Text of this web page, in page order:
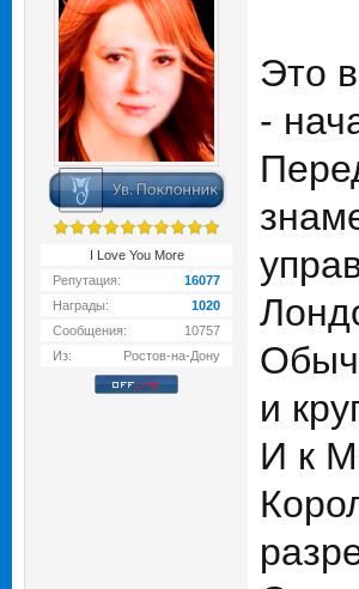
I Love You More
Репутация:
16077
Награды:
1020
Сообщения:
10757
Из:
Ростов-на-Дону
Это
-
и
И к